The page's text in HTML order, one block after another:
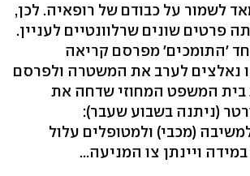
לשמור על כבודם של רופאיה. לכן,
פרטים שונים שרלוונטיים לעניין.
'התומכים' מפרסם קריאה
נאלצים לערב את המשטרה ולפרסם
המשפט המחוזי שדחה את
(ניתנה בשבוע שעבר):
(מכבי) ולמטופלים עלול
ויינתן צו המניעה...